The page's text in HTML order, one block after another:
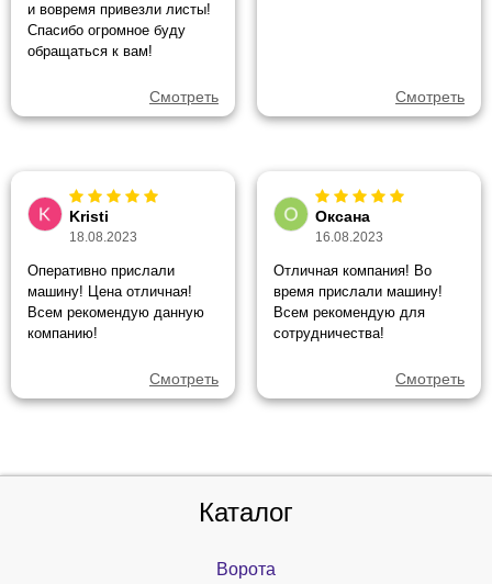
и вовремя привезли листы!
Спасибо огромное буду
обращаться к вам!
Смотреть Смотреть
Kristi
18.08.2023
Оперативно прислали
машину! Цена отличная!
Всем рекомендую данную
компанию!
Смотреть
Оксана
16.08.2023
Отличная компания! Во
время прислали машину!
Всем рекомендую для
сотрудничества!
Смотреть
Каталог
Ворота